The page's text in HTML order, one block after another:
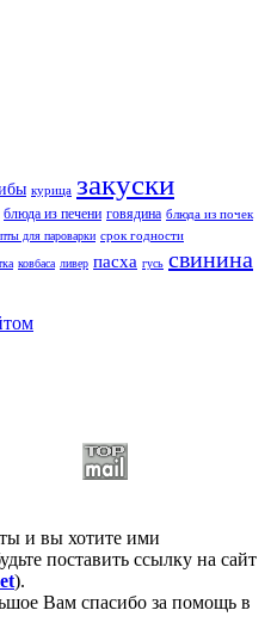
курица закуски
блюда из печени говядина блюда из почек
для пароварки срок годности
ковбаса ливер пасха гусь свинина
и вы хотите ими
поставить ссылку на сайт
).
Вам спасибо за помощь в